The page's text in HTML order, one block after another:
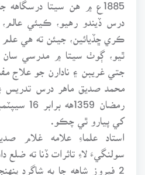
درس ڏيندو رهيو، ڪيئي عالم،
ڪري ڇڏيائين، جيئن ته هي
ٿيو، ڳوٺ سيتا ۾ مدرسي سان
جتي غريبن ۽ نادارن جو علاج
کي پيارو ٿي چڪو.
استاد علماءِ علامه غلام
2 فيروز شاهه جا ٻه شاگرد